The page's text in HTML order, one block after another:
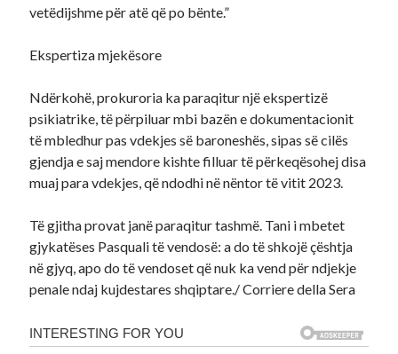
vetëdijshme për atë që po bënte.”
Ekspertiza mjekësore
Ndërkohë, prokuroria ka paraqitur një ekspertizë
psikiatrike, të përpiluar mbi bazën e dokumentacionit
të mbledhur pas vdekjes së baroneshës, sipas së cilës
gjendja e saj mendore kishte filluar të përkeqësohej disa
muaj para vdekjes, që ndodhi në nëntor të vitit 2023.
Të gjitha provat janë paraqitur tashmë. Tani i mbetet
gjykatëses Pasquali të vendosë: a do të shkojë çështja
në gjyq, apo do të vendoset që nuk ka vend për ndjekje
penale ndaj kujdestares shqiptare./ Corriere della Sera